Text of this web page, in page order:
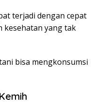
terjadi dengan cepat
kesehatan yang tak
bisa mengkonsumsi